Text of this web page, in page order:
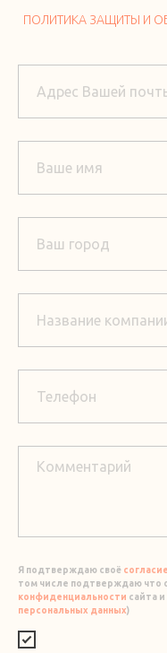
ПОЛИТИКА ЗАЩИТЫ И
Я подтверждаю своё
том числе подтверждаю что
конфиденциальности сайта и
персональных данных)